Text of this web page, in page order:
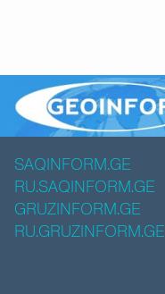
SAQINFORM.GE
RU.SAQINFORM.GE
GRUZINFORM.GE
RU.GRUZINFORM.GE